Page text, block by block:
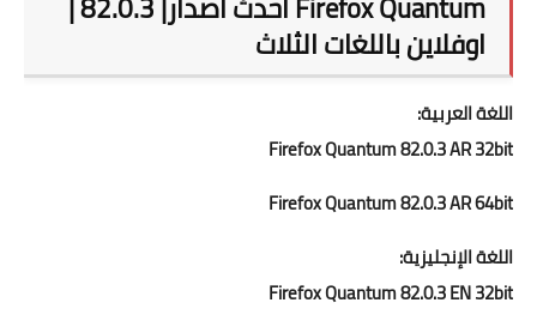
اوفلاين باللغات الثلاث
اللغة العربية:
Firefox Quantum 82.0.3 AR 32bit
Firefox Quantum 82.0.3 AR 64bit
اللغة الإنجليزية:
Firefox Quantum82.0.3EN 32bit